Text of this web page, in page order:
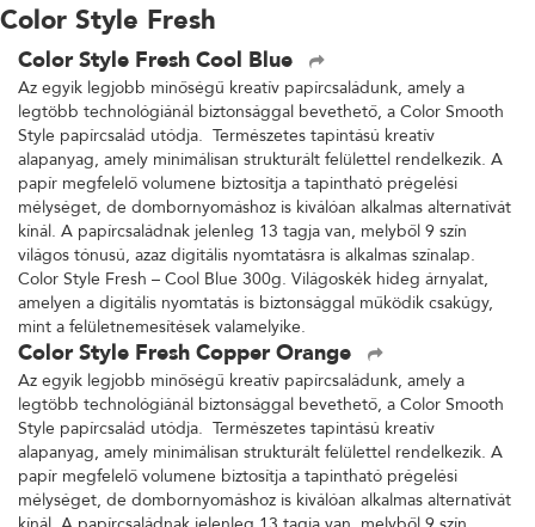
Color Style Fresh
Color Style Fresh Cool Blue
Az egyik legjobb minőségű kreatív papírcsaládunk, amely a
legtöbb technológiánál biztonsággal bevethető, a Color Smooth
Style papírcsalád utódja. Természetes tapintású kreatív
alapanyag, amely minimálisan strukturált felülettel rendelkezik. A
papír megfelelő volumene biztosítja a tapintható prégelési
mélységet, de dombornyomáshoz is kiválóan alkalmas alternatívát
kínál. A papírcsaládnak jelenleg 13 tagja van, melyből 9 szín
világos tónusú, azaz digitális nyomtatásra is alkalmas színalap.
Color Style Fresh – Cool Blue 300g. Világoskék hideg árnyalat,
amelyen a digitális nyomtatás is biztonsággal működik csakúgy,
mint a felületnemesítések valamelyike.
Color Style Fresh Copper Orange
Az egyik legjobb minőségű kreatív papírcsaládunk, amely a
legtöbb technológiánál biztonsággal bevethető, a Color Smooth
Style papírcsalád utódja. Természetes tapintású kreatív
alapanyag, amely minimálisan strukturált felülettel rendelkezik. A
papír megfelelő volumene biztosítja a tapintható prégelési
mélységet, de dombornyomáshoz is kiválóan alkalmas alternatívát